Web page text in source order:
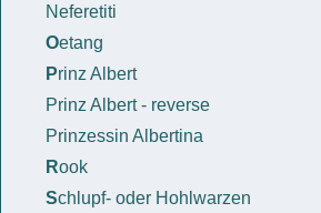
Neferetiti
Oetang
Prinz Albert
Prinz Albert - reverse
Prinzessin Albertina
Rook
Schlupf- oder Hohlwarzen